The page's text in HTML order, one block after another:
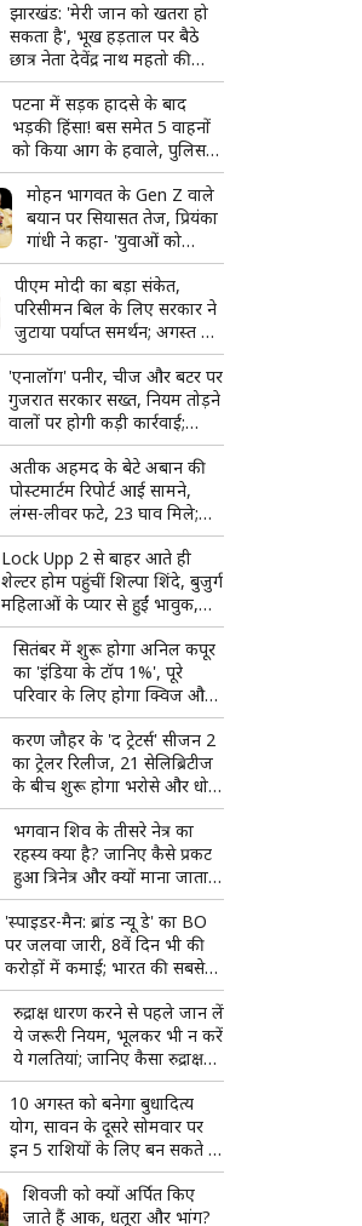
झारखंड: 'मेरी जान को खतरा हो
सकता है', भूख हड़ताल पर बैठे
छात्र नेता देवेंद्र नाथ महतो की
बिगड़ी हालत, अस्पताल में भर्ती
पटना में सड़क हादसे के बाद
भड़की हिंसा! बस समेत 5 वाहनों
को किया आग के हवाले, पुलिस
और मीडिया पर भी पथराव
मोहन भागवत के Gen Z वाले
बयान पर सियासत तेज, प्रियंका
गांधी ने कहा- 'युवाओं को
उनके...'
पीएम मोदी का बड़ा संकेत,
परिसीमन बिल के लिए सरकार ने
जुटाया पर्याप्त समर्थन; अगस्त में
हो सकता है विशेष सत्र
'एनालॉग' पनीर, चीज और बटर पर
गुजरात सरकार सख्त, नियम तोड़ने
वालों पर होगी कड़ी कार्रवाई;
टास्क फोर्स बनाने का ऐलान
अतीक अहमद के बेटे अबान की
पोस्टमार्टम रिपोर्ट आई सामने,
लंग्स-लीवर फटे, 23 घाव मिले;
शव देखकर रो पड़ा भाई अहजम
Lock Upp 2 से बाहर आते ही
शेल्टर होम पहुंचीं शिल्पा शिंदे, बुजुर्ग
महिलाओं के प्यार से हुईं भावुक,
बोलीं- 'ऐसा लग रहा है जैसे मैं ही
जीत गई'
सितंबर में शुरू होगा अनिल कपूर
का 'इंडिया के टॉप 1%', पूरे
परिवार के लिए होगा क्विज और
मस्ती का शानदार कॉम्बो
करण जौहर के 'द ट्रेटर्स' सीजन 2
का ट्रेलर रिलीज, 21 सेलिब्रिटीज
के बीच शुरू होगा भरोसे और धोखे
का सबसे बड़ा खेल
भगवान शिव के तीसरे नेत्र का
रहस्य क्या है? जानिए कैसे प्रकट
हुआ त्रिनेत्र और क्यों माना जाता है
दिव्य शक्ति का प्रतीक
'स्पाइडर-मैन: ब्रांड न्यू डे' का BO
पर जलवा जारी, 8वें दिन भी की
करोड़ों में कमाई; भारत की सबसे
बड़ी हॉलीवुड फिल्म बनने से इतनी
दूर
रुद्राक्ष धारण करने से पहले जान लें
ये जरूरी नियम, भूलकर भी न करें
ये गलतियां; जानिए कैसा रुद्राक्ष
माना जाता है शुभ
10 अगस्त को बनेगा बुधादित्य
योग, सावन के दूसरे सोमवार पर
इन 5 राशियों के लिए बन सकते हैं
तरक्की और सफलता के योग
शिवजी को क्यों अर्पित किए
जाते हैं आक, धतूरा और भांग?